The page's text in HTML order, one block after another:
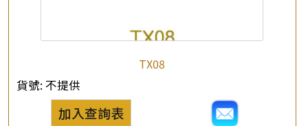
TX08
貨號: 不提供
加入查詢表